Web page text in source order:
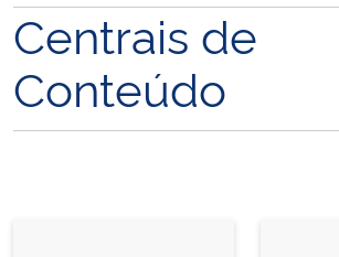
Centrais de
Conteúdo